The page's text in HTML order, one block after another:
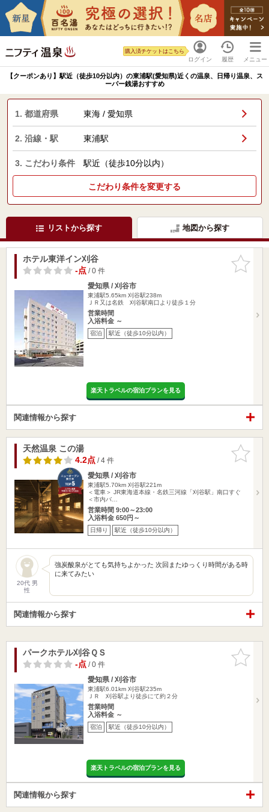
ログイン
購入済チケットはこちら
履歴 メニュー
【クーポンあり】駅近（徒歩10分以内）の東浦駅(愛知県)近くの温泉、日帰り温泉、ス
ーパー銭湯おすすめ
1. 都道府県 東海 / 愛知県
2. 沿線・駅 東浦駅
3. こだわり条件 駅近（徒歩10分以内）
こだわり条件を変更する
リストから探す 地図から探す
お気に入
りに追加
ホテル東洋イン刈谷
-点/ 0 件
愛知県 / 刈谷市
東浦駅5.65km 刈谷駅238m
ＪＲ又は名鉄 刈谷駅南口より徒歩１分
営業時間
入浴料金 ～
宿泊 駅近（徒歩10分以内）
楽天トラベルの宿泊プランを見る
関連情報から探す
お気に入
りに追加
天然温泉 この湯
4.2点/ 4 件
愛知県 / 刈谷市
東浦駅5.70km 刈谷駅221m
＜電車＞ JR東海道本線・名鉄三河線「刈谷駅」南口すぐ
＜市内バ…
営業時間 9:00～23:00
入浴料金 650円～
日帰り 駅近（徒歩10分以内）
20代 男
性
強炭酸泉がとても気持ちよかった 次回またゆっくり時間がある時
に来てみたい
関連情報から探す
お気に入
りに追加
パークホテル刈谷ＱＳ
-点/ 0 件
愛知県 / 刈谷市
東浦駅6.01km 刈谷駅235m
ＪＲ 刈谷駅より徒歩にて約２分
営業時間
入浴料金 ～
宿泊 駅近（徒歩10分以内）
楽天トラベルの宿泊プランを見る
関連情報から探す